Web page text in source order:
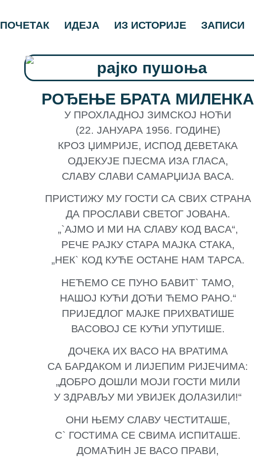
ПОЧЕТАК ИДЕЈА ИЗ ИСТОРИЈЕ ЗАПИСИ
РОЂЕЊЕ БРАТА МИЛЕНКА
У ПРОХЛАДНОЈ ЗИМСКОЈ НОЋИ
(22. ЈАНУАРА 1956. ГОДИНЕ)
КРОЗ ЏИМРИЈЕ, ИСПОД ДЕВЕТАКА
ОДЈЕКУЈЕ ПЈЕСМА ИЗА ГЛАСА,
СЛАВУ СЛАВИ САМАРЏИЈА ВАСА.
ПРИСТИЖУ МУ ГОСТИ СА СВИХ СТРАНА
ДА ПРОСЛАВИ СВЕТОГ ЈОВАНА.
„`АЈМО И МИ НА СЛАВУ КОД ВАСА“,
РЕЧЕ РАЈКУ СТАРА МАЈКА СТАКА,
„НЕК` КОД КУЋЕ ОСТАНЕ НАМ ТАРСА.
НЕЋЕМО СЕ ПУНО БАВИТ` ТАМО,
НАШОЈ КУЋИ ДОЋИ ЋЕМО РАНО.“
ПРИЈЕДЛОГ МАЈКЕ ПРИХВАТИШЕ
ВАСОВОЈ СЕ КУЋИ УПУТИШЕ.
ДОЧЕКА ИХ ВАСО НА ВРАТИМА
СА БАРДАКОМ И ЛИЈЕПИМ РИЈЕЧИМА:
„ДОБРО ДОШЛИ МОЈИ ГОСТИ МИЛИ
У ЗДРАВЉУ МИ УВИЈЕК ДОЛАЗИЛИ!“
ОНИ ЊЕМУ СЛАВУ ЧЕСТИТАШЕ,
С` ГОСТИМА СЕ СВИМА ИСПИТАШЕ.
ДОМАЋИН ЈЕ ВАСО ПРАВИ,